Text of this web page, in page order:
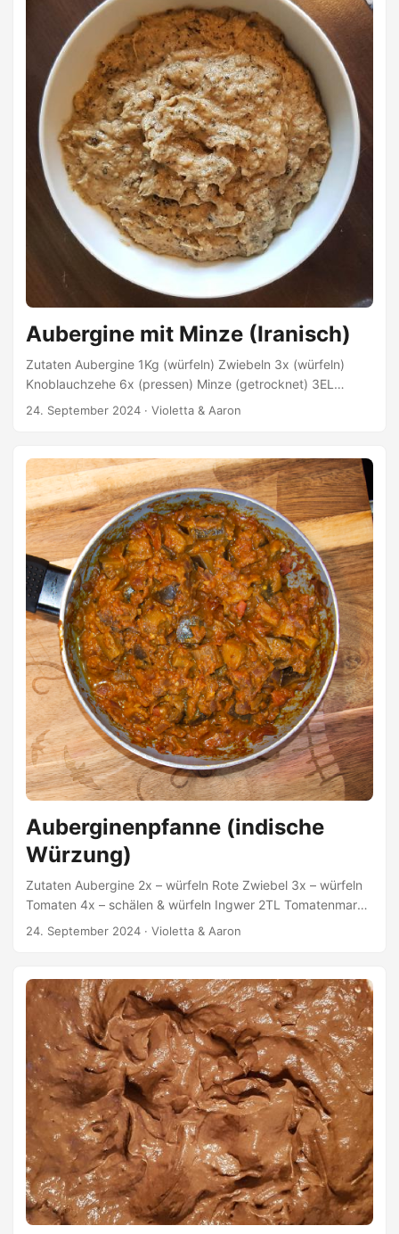
Kurkumapulver dazu geben und kurz mit anbraten. ...
Aubergine mit Minze (Iranisch)
Zutaten Aubergine 1Kg (würfeln) Zwiebeln 3x (würfeln)
Knoblauchzehe 6x (pressen) Minze (getrocknet) 3EL
(zerkleinern) Olivenöl Himalayasalz Zubereitung
Zwiebeln in Olivenöl leicht braun anbraten. Knoblauch &
getrocknete Minze zu den Zwiebeln geben und kurz mit
anbraten. Alle Zutaten mit einem Pürierstab fein pürieren.
Mit Himalayasalz abschmecken. Kein Pfeffer. Info Ich
verwende die Auberginensorte: Violetta di Firenze.
24. September 2024 · Violetta & Aaron
Auberginenpfanne (indische
Würzung)
Zutaten Aubergine 2x – würfeln Rote Zwiebel 3x – würfeln
Tomaten 4x – schälen & würfeln Ingwer 2TL Tomatenmark
1EL Dattelmus 1-2EL Garam Masala 2TL Kurkuma Pulver
Zubereitung Aubergine & Zwiebel in Olivenöl leicht braun
anbraten. Tomaten dazu geben und solange mit anbraten,
bis die hälfte der Tomaten sich aufgelöst haben.
Tomatenmark, Ingwer, Garam Masala, Kurkuma Pulver,
Kreuszkümmel, Chiliflocken & Pfeffer dazu geben und kurz
mit anbraten bzw. bis die Gewürze anfangen zu duften. ...
24. September 2024 · Violetta & Aaron